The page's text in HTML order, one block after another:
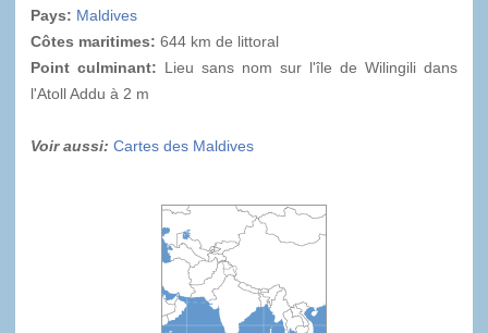
Pays: Maldives
Côtes maritimes: 644 km de littoral
Point culminant: Lieu sans nom sur l'île de Wilingili dans
l'Atoll Addu à 2 m
Voir aussi: Cartes des Maldives